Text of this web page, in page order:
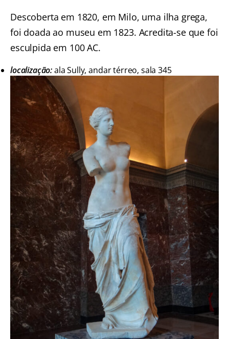
Descoberta em 1820, em Milo, uma ilha grega,
foi doada ao museu em 1823. Acredita-se que foi
esculpida em 100 AC.
localização:ala Sully, andar térreo, sala 345